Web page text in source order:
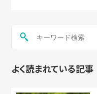
よく読まれている記事